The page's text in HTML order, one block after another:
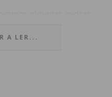
que se dessem bem
A LER...